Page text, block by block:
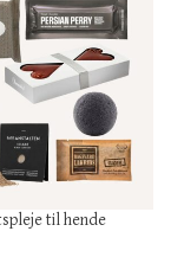
til hende